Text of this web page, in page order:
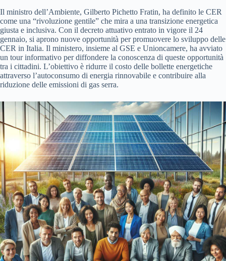
Il ministro dell’Ambiente, Gilberto Pichetto Fratin, ha definito le CER
come una “rivoluzione gentile” che mira a una transizione energetica
giusta e inclusiva. Con il decreto attuativo entrato in vigore il 24
gennaio, si aprono nuove opportunità per promuovere lo sviluppo delle
CER in Italia. Il ministero, insieme al GSE e Unioncamere, ha avviato
un tour informativo per diffondere la conoscenza di queste opportunità
tra i cittadini. L’obiettivo è ridurre il costo delle bollette energetiche
attraverso l’autoconsumo di energia rinnovabile e contribuire alla
riduzione delle emissioni di gas serra.